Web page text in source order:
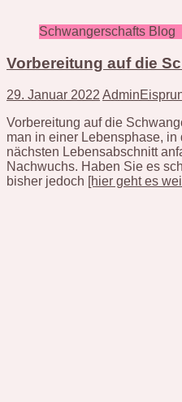
Schwangerschafts Blog
Vorbereitung auf die
29. Januar 2022
Vorbereitung auf die
man in einer Lebensphase, in
nächsten Lebensabschnitt
Nachwuchs. Haben Sie es
bisher jedoch [hier geht es